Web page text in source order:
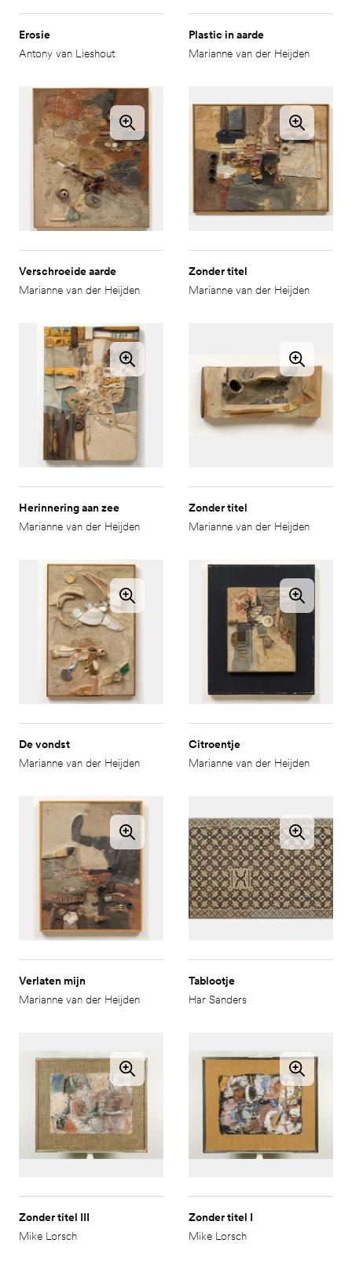
Erosie
Antony van Lieshout
Plastic in aarde
Marianne van der Heijden
Verschroeide aarde
Marianne van der Heijden
Zonder titel
Marianne van der Heijden
Herinnering aan zee
Marianne van der Heijden
Zonder titel
Marianne van der Heijden
De vondst
Marianne van der Heijden
Citroentje
Marianne van der Heijden
Verlaten mijn
Marianne van der Heijden
Tablootje
Har Sanders
Zonder titel III
Mike Lorsch
Zonder titel I
Mike Lorsch